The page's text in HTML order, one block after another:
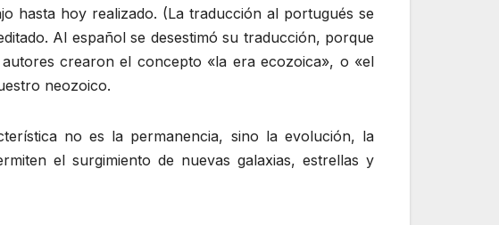
hasta hoy realizado. (La traducción al portugués se
Al español se desestimó su traducción, porque
crearon el concepto «la era ecozoica», o «el
neozoico.
no es la permanencia, sino la evolución, la
el surgimiento de nuevas galaxias, estrellas y